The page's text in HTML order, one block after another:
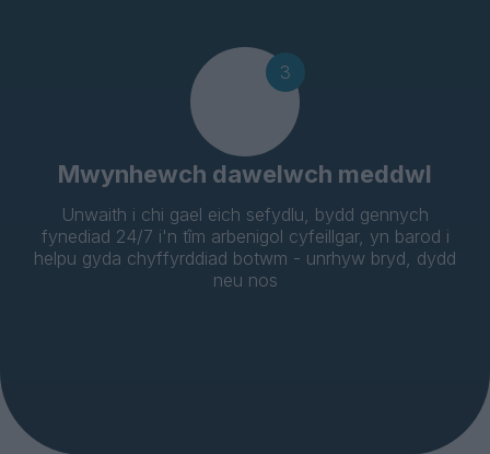
3
Mwynhewch dawelwch meddwl
Unwaith i chi gael eich sefydlu, bydd gennych
fynediad 24/7 i'n tîm arbenigol cyfeillgar, yn barod i
helpu gyda chyffyrddiad botwm - unrhyw bryd, dydd
neu nos